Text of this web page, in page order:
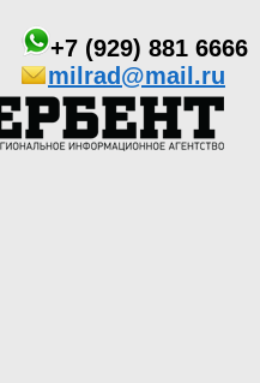
+7 (929) 881 6666
milrad@mail.ru